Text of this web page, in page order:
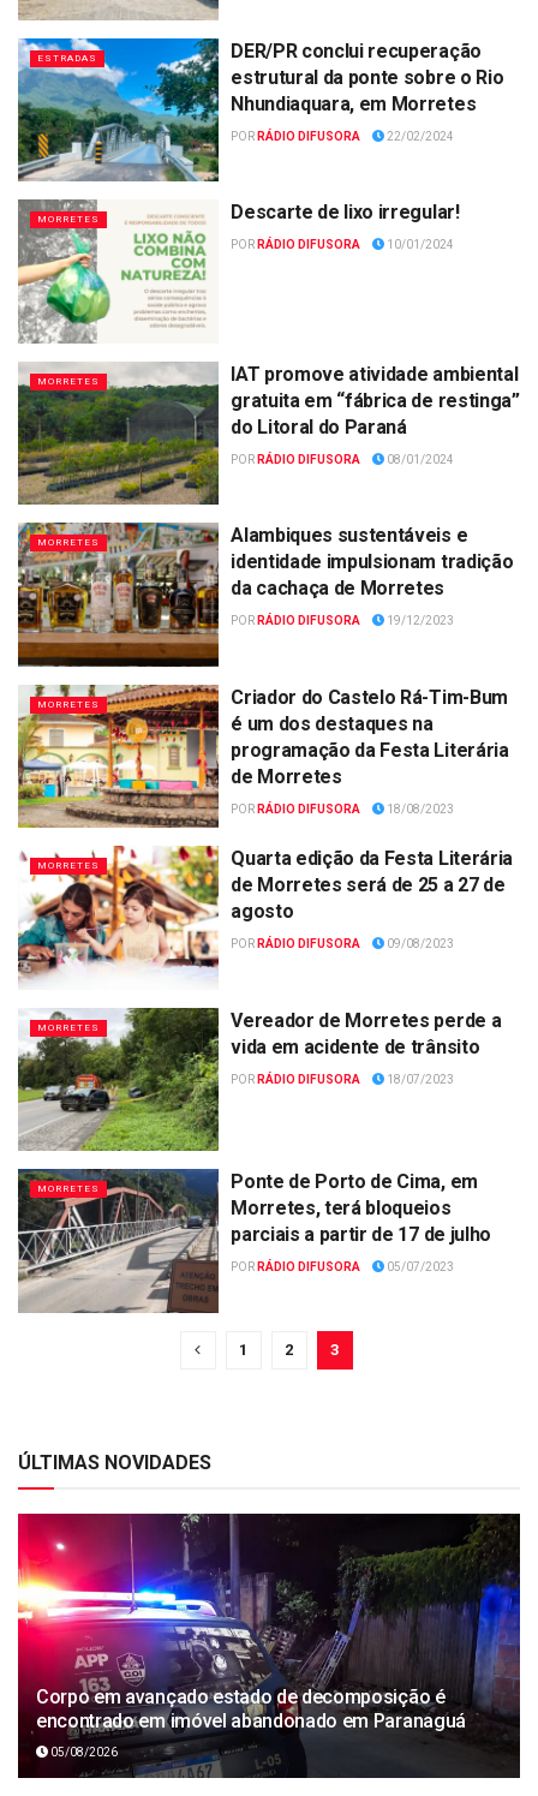
ESTRADAS
DER/PR conclui recuperação
estrutural da ponte sobre o Rio
Nhundiaquara, em Morretes
POR RÁDIO DIFUSORA 22/02/2024
MORRETES Descarte de lixo irregular!
POR RÁDIO DIFUSORA 10/01/2024
MORRETES
IAT promove atividade ambiental
gratuita em “fábrica de restinga”
do Litoral do Paraná
POR RÁDIO DIFUSORA 08/01/2024
MORRETES
Alambiques sustentáveis e
identidade impulsionam tradição
da cachaça de Morretes
POR RÁDIO DIFUSORA 19/12/2023
MORRETES
Criador do Castelo Rá-Tim-Bum
é um dos destaques na
programação da Festa Literária
de Morretes
POR RÁDIO DIFUSORA 18/08/2023
MORRETES
Quarta edição da Festa Literária
de Morretes será de 25 a 27 de
agosto
POR RÁDIO DIFUSORA 09/08/2023
MORRETES
Vereador de Morretes perde a
vida em acidente de trânsito
POR RÁDIO DIFUSORA 18/07/2023
MORRETES
Ponte de Porto de Cima, em
Morretes, terá bloqueios
parciais a partir de 17 de julho
POR RÁDIO DIFUSORA 05/07/2023
1 2 3
ÚLTIMAS NOVIDADES
Corpo em avançado estado de decomposição é
encontrado em imóvel abandonado em Paranaguá
05/08/2026